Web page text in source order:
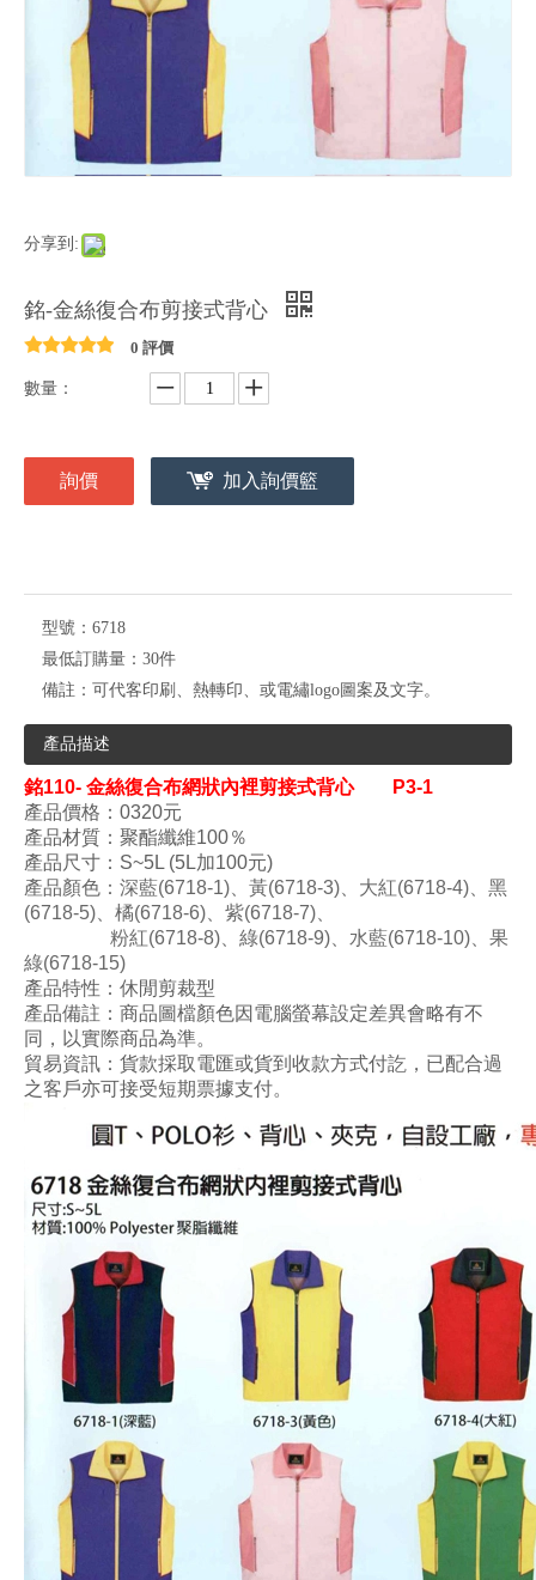
分享到:
銘-金絲復合布剪接式背心
0 評價
數量：
詢價 加入詢價籃
型號： 6718
最低訂購量： 30件
備註： 可代客印刷、熱轉印、或電繡logo圖案及文字。
產品描述
銘110- 金絲復合布網狀內裡剪接式背心P3-1
產品價格：0320元
產品材質： 聚酯纖維100％
產品尺寸：S~5L (5L加100元)
產品顏色 ：深藍(6718-1)、黃(6718-3) 、大紅(6718-4) 、黑
(6718-5)
橘(6718-6) 紫(6718-7)
粉紅(6718-8)
綠(6718-9) 、水藍(6718-10) 、果
綠(6718-15)
產品特性： 休閒剪裁型
產品備註：商品圖檔顏色因電腦螢幕設定差異會略有不
同，以實際商品為準。
貿易資訊：貨款採取電匯或貨到收款方式付訖，已配合過
之客戶亦可接受短期票據支付。